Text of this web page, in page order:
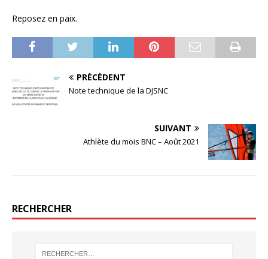
Reposez en paix.
PRÉCÉDENT
Note technique de la DJSNC
SUIVANT
Athlète du mois BNC – Août 2021
RECHERCHER